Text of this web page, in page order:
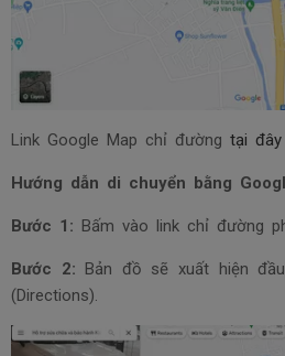
Link Google Map chỉ đường tại đây
Hướng dẫn di chuyển bằng
Bước 1: Bấm vào link chỉ đường
Bước 2:
Bản đồ sẽ xuất hiện
(Directions).